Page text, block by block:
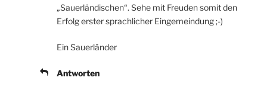
„Sauerländischen“. Sehe mit Freuden somit den
Erfolg erster sprachlicher Eingemeindung ;-)
Ein Sauerländer
Antworten